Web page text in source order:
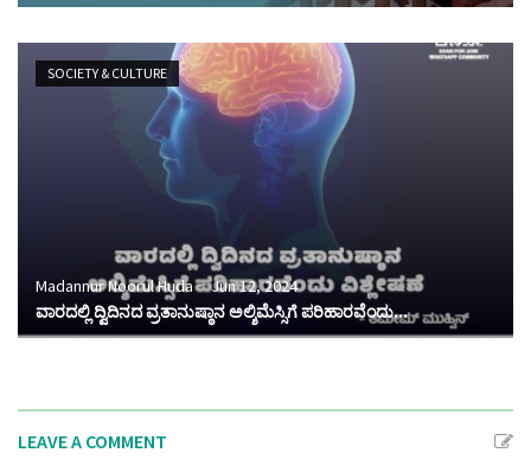
SOCIETY & CULTURE
Madannur Noorul Huda
Jun 12, 2024
ವಾರದಲ್ಲಿ ದ್ವಿದಿನದ ವ್ರತಾನುಷ್ಠಾನ ಅಲ್ಶಿಮೆಸ್ಸಿಗೆ ಪರಿಹಾರವೆಂದು...
LEAVE A COMMENT